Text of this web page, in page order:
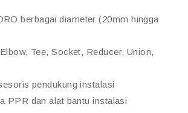
berbagai diameter (20mm hingga
Tee, Socket, Reducer, Union,
pendukung instalasi
PPR dan alat bantu instalasi